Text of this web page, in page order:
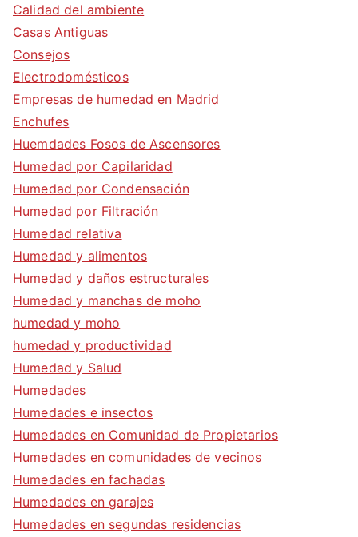
Calidad del ambiente
Casas Antiguas
Consejos
Electrodomésticos
Empresas de humedad en Madrid
Enchufes
Huemdades Fosos de Ascensores
Humedad por Capilaridad
Humedad por Condensación
Humedad por Filtración
Humedad relativa
Humedad y alimentos
Humedad y daños estructurales
Humedad y manchas de moho
humedad y moho
humedad y productividad
Humedad y Salud
Humedades
Humedades e insectos
Humedades en Comunidad de Propietarios
Humedades en comunidades de vecinos
Humedades en fachadas
Humedades en garajes
Humedades en segundas residencias